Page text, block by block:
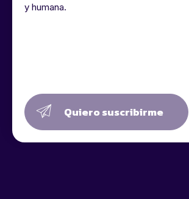
y humana.
Quiero suscribirme